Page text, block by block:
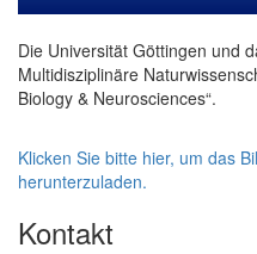
Die Universität Göttingen und
Multidisziplinäre
Biology & Neurosciences“.
Klicken Sie bitte hier, um das
herunterzuladen.
Kontakt